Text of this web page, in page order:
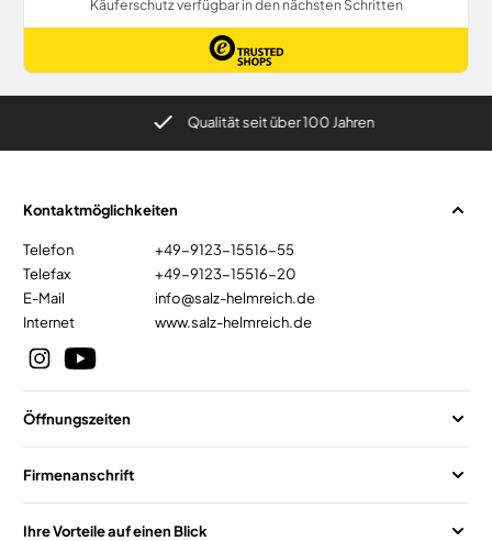
Qualität seit über 100 Jahren
Kontaktmöglichkeiten
Telefon
+49-9123-15516-55
Telefax
+49-9123-15516-20
E-Mail
info@salz-helmreich.de
Internet
www.salz-helmreich.de
Öffnungszeiten
Firmenanschrift
Ihre Vorteile auf einen Blick